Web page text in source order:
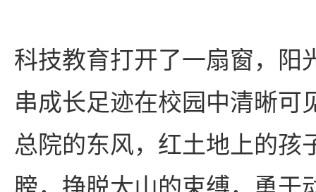
科技教育打开了一扇窗，阳
串成长足迹在校园中清晰可
总院的东风，红土地上的孩